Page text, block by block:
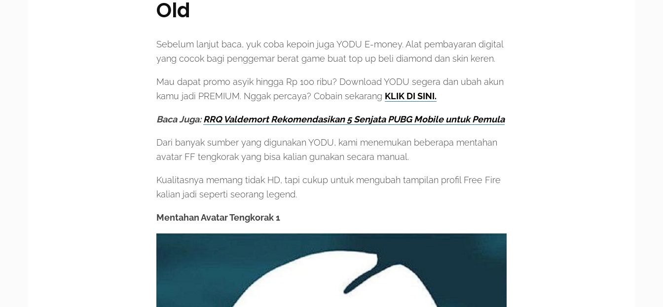
Old
Sebelum lanjut baca, yuk coba kepoin juga YODU E-money. Alat pembayaran digital
yang cocok bagi penggemar berat game buat top up beli diamond dan skin keren.
Mau dapat promo asyik hingga Rp 100 ribu? Download YODU segera dan ubah akun
kamu jadi PREMIUM. Nggak percaya? Cobain sekarang KLIK DI SINI.
Baca Juga:RRQ Valdemort Rekomendasikan 5 Senjata PUBG Mobile untuk Pemula
Dari banyak sumber yang digunakan YODU, kami menemukan beberapa mentahan
avatar FF tengkorak yang bisa kalian gunakan secara manual.
Kualitasnya memang tidak HD, tapi cukup untuk mengubah tampilan profil Free Fire
kalian jadi seperti seorang legend.
Mentahan Avatar Tengkorak 1